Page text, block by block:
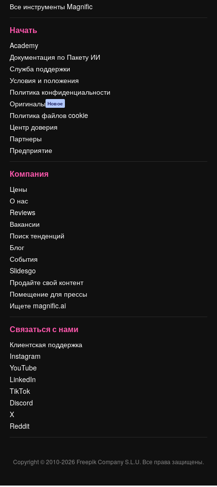
Все инструменты Magnific
Начать
Academy
Документация по Пакету ИИ
Служба поддержки
Условия и положения
Политика конфиденциальности
Оригиналы Новое
Политика файлов cookie
Центр доверия
Партнеры
Предприятие
Компания
Цены
О нас
Reviews
Вакансии
Поиск тенденций
Блог
События
Slidesgo
Продайте свой контент
Помещение для прессы
Ищете magnific.ai
Связаться с нами
Клиентская поддержка
Instagram
YouTube
LinkedIn
TikTok
Discord
X
Reddit
Copyright © 2010-2026 Freepik Company S.L.U. Все права защищены.